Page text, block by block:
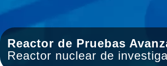
Reactor de Pruebas
Reactor nuclear de